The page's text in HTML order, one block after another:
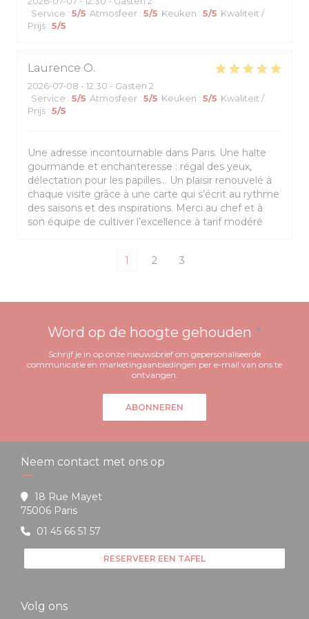
Service : 5/5 Atmosfeer : 5/5 Keuken : 5/5 Kwaliteit /
Prijs : 5/5
Laurence O
2026-07-08 - 12:30 - Gasten 2
Service : 5/5 Atmosfeer : 5/5 Keuken : 5/5 Kwaliteit /
Prijs : 5/5
Une adresse incontournable dans Paris. Une halte
gourmande et enchanteresse : régal des yeux,
délectation pour les papilles… Un plaisir renouvelé à
chaque visite grâce à une carte qui s’écrit au rythme
des saisons et des inspirations. Merci au chef et à
son équipe de cultiver l’excellence à tarif modéré
1 2 3
Word op de hoogte gehouden *
Schrijf je in op onze nieuwsbrief om gepersonaliseerde
communicatie en marketingaanbiedingen per e-mail van ons te
ontvangen.
ABONNEREN
Neem contact met ons op
18 Rue Mayet
75006 Paris((opent in een nieuw venster))
01 45 66 51 57
RESERVEER EEN TAFEL
Volg ons